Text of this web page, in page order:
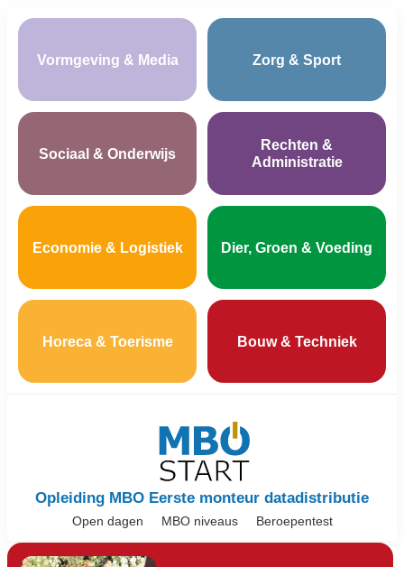
Vormgeving & Media Zorg & Sport
Sociaal & Onderwijs
Rechten &
Administratie
Economie & Logistiek Dier, Groen & Voeding
Horeca & Toerisme Bouw & Techniek
Opleiding MBO Eerste monteur datadistributie
Open dagen MBO niveaus Beroepentest